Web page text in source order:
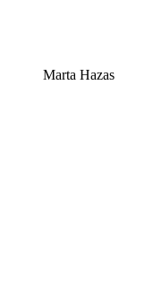
Marta Hazas